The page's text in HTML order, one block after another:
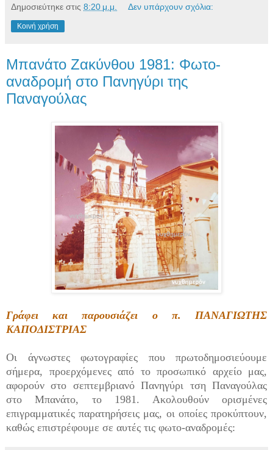
Δημοσιεύτηκε στις 8:20 μ.μ. Δεν υπάρχουν σχόλια:
Κοινή χρήση
Μπανάτο Ζακύνθου 1981: Φωτο-
αναδρομή στο Πανηγύρι της
Παναγούλας
Γράφει και παρουσιάζει ο π. ΠΑΝΑΓΙΩΤΗΣ
ΚΑΠΟΔΙΣΤΡΙΑΣ
Οι άγνωστες φωτογραφίες που πρωτοδημοσιεύουμε
σήμερα, προερχόμενες από το προσωπικό αρχείο μας,
αφορούν στο σεπτεμβριανό Πανηγύρι τση Παναγούλας
στο Μπανάτο, το 1981. Ακολουθούν ορισμένες
επιγραμματικές παρατηρήσεις μας, οι οποίες προκύπτουν,
καθώς επιστρέφουμε σε αυτές τις φωτο-αναδρομές: